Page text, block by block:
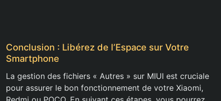
Conclusion : Libérez de l’Espace sur Votre
Smartphone
La gestion des fichiers « Autres » sur MIUI est cruciale
pour assurer le bon fonctionnement de votre Xiaomi,